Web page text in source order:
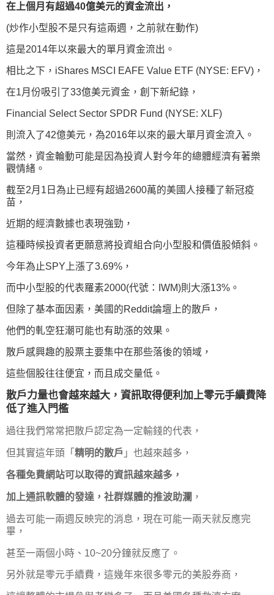
在上個月有超過40億美元的資金流出，
(炒作小型股不是只有這兩週，之前就在動作)
這是2014年以來最大的單月資金流出。
相比之下，iShares MSCI EAFE Value ETF (NYSE: EFV)，
在1月份吸引了33億美元資金，創下新紀錄，
Financial Select Sector SPDR Fund (NYSE: XLF)
則流入了42億美元，為2016年以來的最大單月資金流入。
當然，資金輪動可能是因為投資人對今年的總體經濟有著樂
觀情緒。
截至2月1日為止已經有超過2600萬的美國人接種了新冠疫
苗，
近期的經濟數據也表現強勁，
這種時候投資者更願意將投資組合向小型股和價值股傾斜。
今年為止SPY上漲了3.69%，
而中小型股的代表羅素2000(代號：IWM)則大漲13%。
但除了基本面因素，美國的Reddit論壇上的散戶，
他們的軋空狂潮可能也有助漲的效果。
散戶感興趣的股票主要集中在那些落後的領域，
這些個股往往便宜，而且成交量低。
散戶力量也會越來越大，資訊取得便利加上零元手續費降
低了進入門檻
過往我們常常把散戶認定為一定輸錢的代表，
但其實這年頭「 精明的散戶 」也越來越多，
各種免費網站可以取得的資訊越來越多，
加上通訊軟體的發達，社群媒體的推波助瀾 ，
過去可能一兩週反映完的消息，現在可能一兩天就反應完
畢，
甚至一兩個小時、10~20分鐘就反應了。
另外就是零元手續費，這幾年來很多零元的美股券商，